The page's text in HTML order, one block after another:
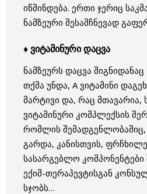
იწმინდება. ერთი ჯერიც
ნამზეური შესამჩნევად
♦ ვიტამინური დაცვა
ნამზეურს დაცვა
თქმა უნდა, А ვიტამინი
მარტივი და, რაც მთავარია,
ვიტამინური კომპლექსის
რომლის შემადგენლობაშიც,
გარდა, კანისთვის,
სასარგებლო კომპონენტები
ექიმ-თერაპევტისგან
სჯობს…